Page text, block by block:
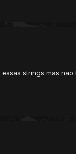
strings mas